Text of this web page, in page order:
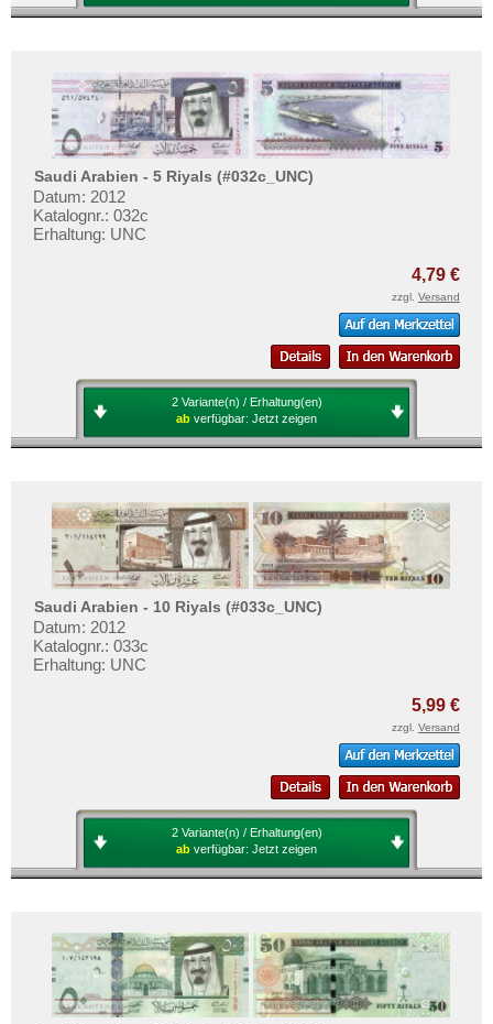
Saudi Arabien - 5 Riyals (#032c_UNC)
Datum: 2012
Katalognr.: 032c
Erhaltung: UNC
4,79 €
zzgl. Versand
2 Variante(n) / Erhaltung(en)
ab verfügbar: Jetzt zeigen
Saudi Arabien - 10 Riyals (#033c_UNC)
Datum: 2012
Katalognr.: 033c
Erhaltung: UNC
5,99 €
zzgl. Versand
2 Variante(n) / Erhaltung(en)
ab verfügbar: Jetzt zeigen